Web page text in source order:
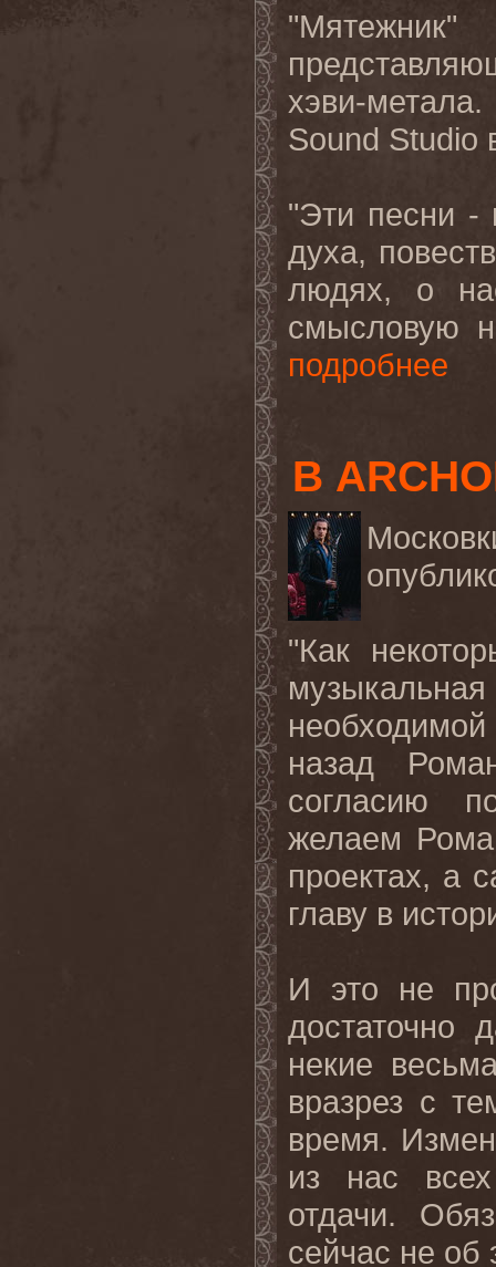
хэви-
Sound Studio
"Эти песни -
духа,
людях, о
смысловую
подробнее
В
"Как
назад
согласию
желаем
проектах, а
главу в
И это не
достаточно
некие
вразрез с
время.
из нас
отдачи.
сейчас не об